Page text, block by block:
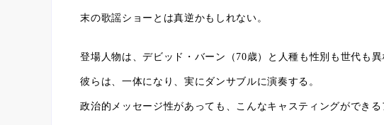
末の歌謡ショーとは真逆かもしれない。
登場人物は、デビッド・バーン（70歳）と人種も性別も世代も異
彼らは、一体になり、実にダンサブルに演奏する。
政治的メッセージ性があっても、こんなキャスティングができ